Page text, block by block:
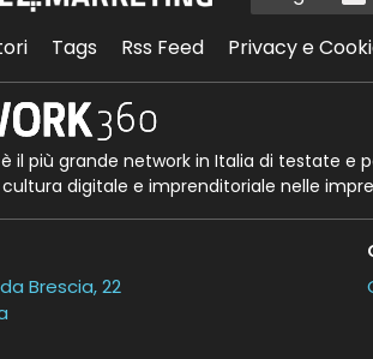
Tags Rss Feed Privacy e
è il più grande network in Italia di testate e
digitale e imprenditoriale nelle
Brescia, 22